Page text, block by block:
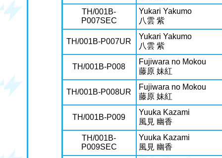
TH/001B-
P007SEC
Yukari Yakumo
八雲 紫
TH/001B-P007UR
Yukari Yakumo
八雲 紫
TH/001B-P008
Fujiwara no Mokou
藤原 妹紅
TH/001B-P008UR
Fujiwara no Mokou
藤原 妹紅
TH/001B-P009
Yuuka Kazami
風見 幽香
TH/001B-
P009SEC
Yuuka Kazami
風見 幽香